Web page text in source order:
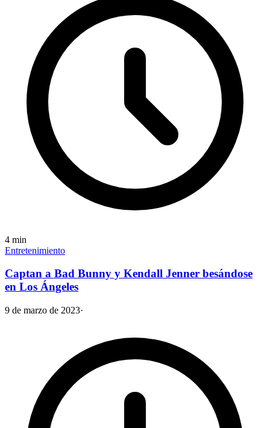
4 min
Entretenimiento
Captan a Bad Bunny y Kendall Jenner besándose
en Los Ángeles
9 de marzo de 2023·